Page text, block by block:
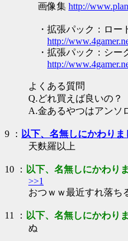
画像集 http://
・拡張パック：ロー
http://
・拡張パック：シー
http://
よくある質問
Q.どれ買えば良いの？
A.金あるやつはアンソ
9 ： 以下、名無しにかわり
天麩羅以上
10 ： 以下、名無しにかわり
>>1
おつｗｗ最近すれ落ち
11 ： 以下、名無しにかわり
ぬ